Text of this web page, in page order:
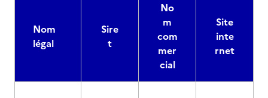
Nom
légal
Sire
t
No
m
com
mer
cial
Site
inte
rnet